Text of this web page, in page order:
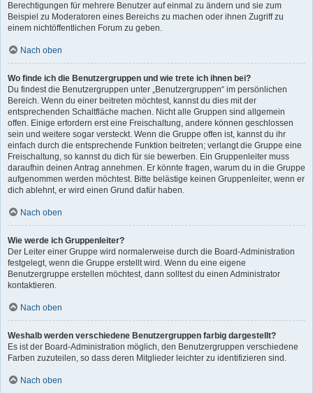
Berechtigungen für mehrere Benutzer auf einmal zu ändern und sie zum
Beispiel zu Moderatoren eines Bereichs zu machen oder ihnen Zugriff zu
einem nichtöffentlichen Forum zu geben.
Nach oben
Wo finde ich die Benutzergruppen und wie trete ich ihnen bei?
Du findest die Benutzergruppen unter „Benutzergruppen“ im persönlichen
Bereich. Wenn du einer beitreten möchtest, kannst du dies mit der
entsprechenden Schaltfläche machen. Nicht alle Gruppen sind allgemein
offen. Einige erfordern erst eine Freischaltung, andere können geschlossen
sein und weitere sogar versteckt. Wenn die Gruppe offen ist, kannst du ihr
einfach durch die entsprechende Funktion beitreten; verlangt die Gruppe eine
Freischaltung, so kannst du dich für sie bewerben. Ein Gruppenleiter muss
daraufhin deinen Antrag annehmen. Er könnte fragen, warum du in die Gruppe
aufgenommen werden möchtest. Bitte belästige keinen Gruppenleiter, wenn er
dich ablehnt, er wird einen Grund dafür haben.
Nach oben
Wie werde ich Gruppenleiter?
Der Leiter einer Gruppe wird normalerweise durch die Board-Administration
festgelegt, wenn die Gruppe erstellt wird. Wenn du eine eigene
Benutzergruppe erstellen möchtest, dann solltest du einen Administrator
kontaktieren.
Nach oben
Weshalb werden verschiedene Benutzergruppen farbig dargestellt?
Es ist der Board-Administration möglich, den Benutzergruppen verschiedene
Farben zuzuteilen, so dass deren Mitglieder leichter zu identifizieren sind.
Nach oben